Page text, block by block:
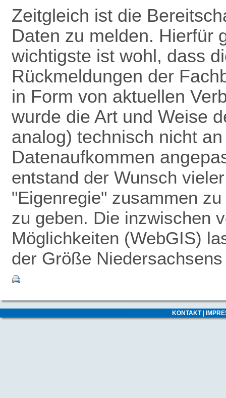
Zeitgleich ist die
Daten zu melden. Hierfür
wichtigste ist wohl, dass
Rückmeldungen der
in Form von aktuellen
wurde die Art und Weise
analog) technisch nicht
Datenaufkommen
entstand der Wunsch
"Eigenregie" zusammen
zu geben. Die inzwischen
Möglichkeiten (WebGIS)
der Größe
KONTAKT|